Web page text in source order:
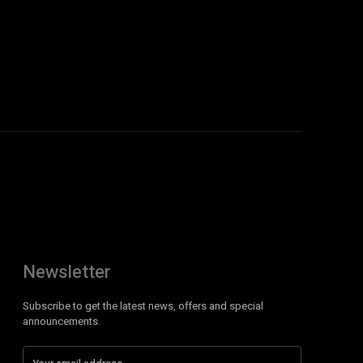
Newsletter
Subscribe to get the latest news, offers and special
announcements.